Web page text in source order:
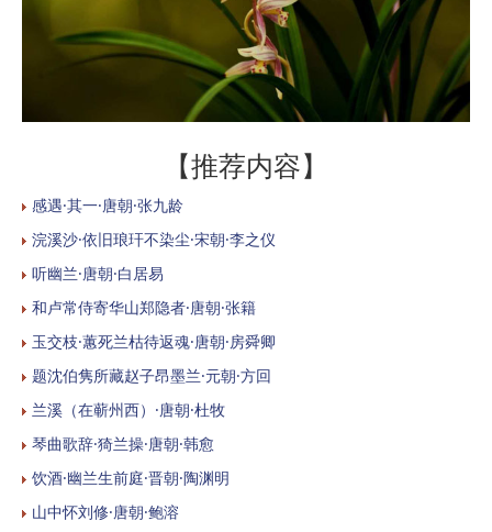
【推荐内容】
感遇·其一·唐朝·张九龄
浣溪沙·依旧琅玕不染尘·宋朝·李之仪
听幽兰·唐朝·白居易
和卢常侍寄华山郑隐者·唐朝·张籍
玉交枝·蕙死兰枯待返魂·唐朝·房舜卿
题沈伯隽所藏赵子昂墨兰·元朝·方回
兰溪（在蕲州西）·唐朝·杜牧
琴曲歌辞·猗兰操·唐朝·韩愈
饮酒·幽兰生前庭·晋朝·陶渊明
山中怀刘修·唐朝·鲍溶